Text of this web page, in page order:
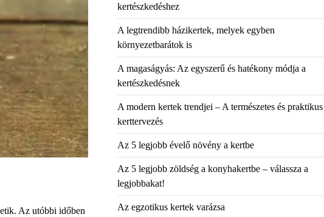
Az utóbbi időben
kertészkedéshez
A legtrendibb házikertek, melyek egyben
környezetbarátok is
A magaságyás: Az egyszerű és hatékony módja a
kertészkedésnek
A modern kertek trendjei – A természetes és praktikus
kerttervezés
Az 5 legjobb évelő növény a kertbe
Az 5 legjobb zöldség a konyhakertbe – válassza a
legjobbakat!
Az egzotikus kertek varázsa